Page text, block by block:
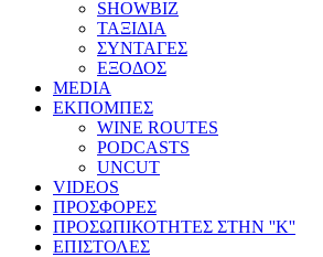
SHOWBIZ
ΤΑΞΙΔΙΑ
ΣΥΝΤΑΓΕΣ
ΕΞΟΔΟΣ
MEDIA
ΕΚΠΟΜΠΕΣ
WINE ROUTES
PODCASTS
UNCUT
VIDEOS
ΠΡΟΣΦΟΡΕΣ
ΠΡΟΣΩΠΙΚΟΤΗΤΕΣ ΣΤΗΝ ''Κ''
ΕΠΙΣΤΟΛΕΣ